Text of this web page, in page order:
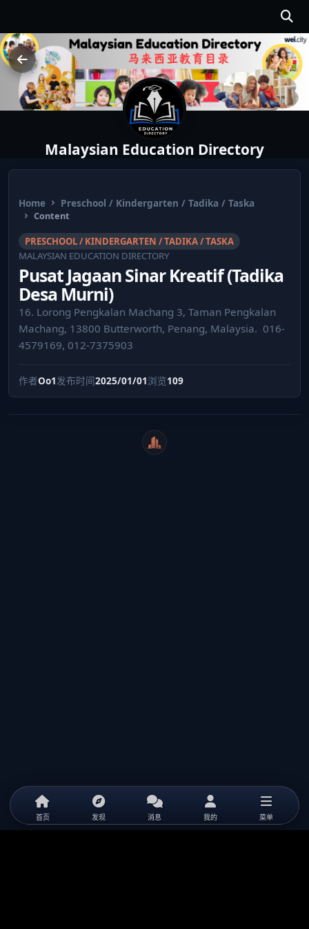
Malaysian Education Directory
Home Preschool / Kindergarten / Tadika / Taska
Content
PRESCHOOL / KINDERGARTEN / TADIKA / TASKA
MALAYSIAN EDUCATION DIRECTORY
Pusat Jagaan Sinar Kreatif (Tadika
Desa Murni)
16. Lorong Pengkalan Machang 3, Taman Pengkalan
Machang, 13800 Butterworth, Penang, Malaysia. ⁣ 016-
4579169, 012-7375903
作者Oo1发布时间2025/01/01浏览109
WeiCity
首页 发现 消息 我的 菜单